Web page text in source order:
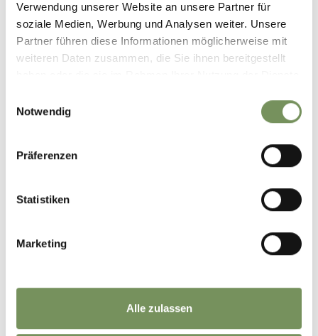
Verwendung unserer Website an unsere Partner für
soziale Medien, Werbung und Analysen weiter. Unsere
Partner führen diese Informationen möglicherweise mit
weiteren Daten zusammen, die Sie ihnen bereitgestellt
Notwendig
Präferenzen
Statistiken
Marketing
Alle zulassen
39017 Schenna
info@schenna.com
NO